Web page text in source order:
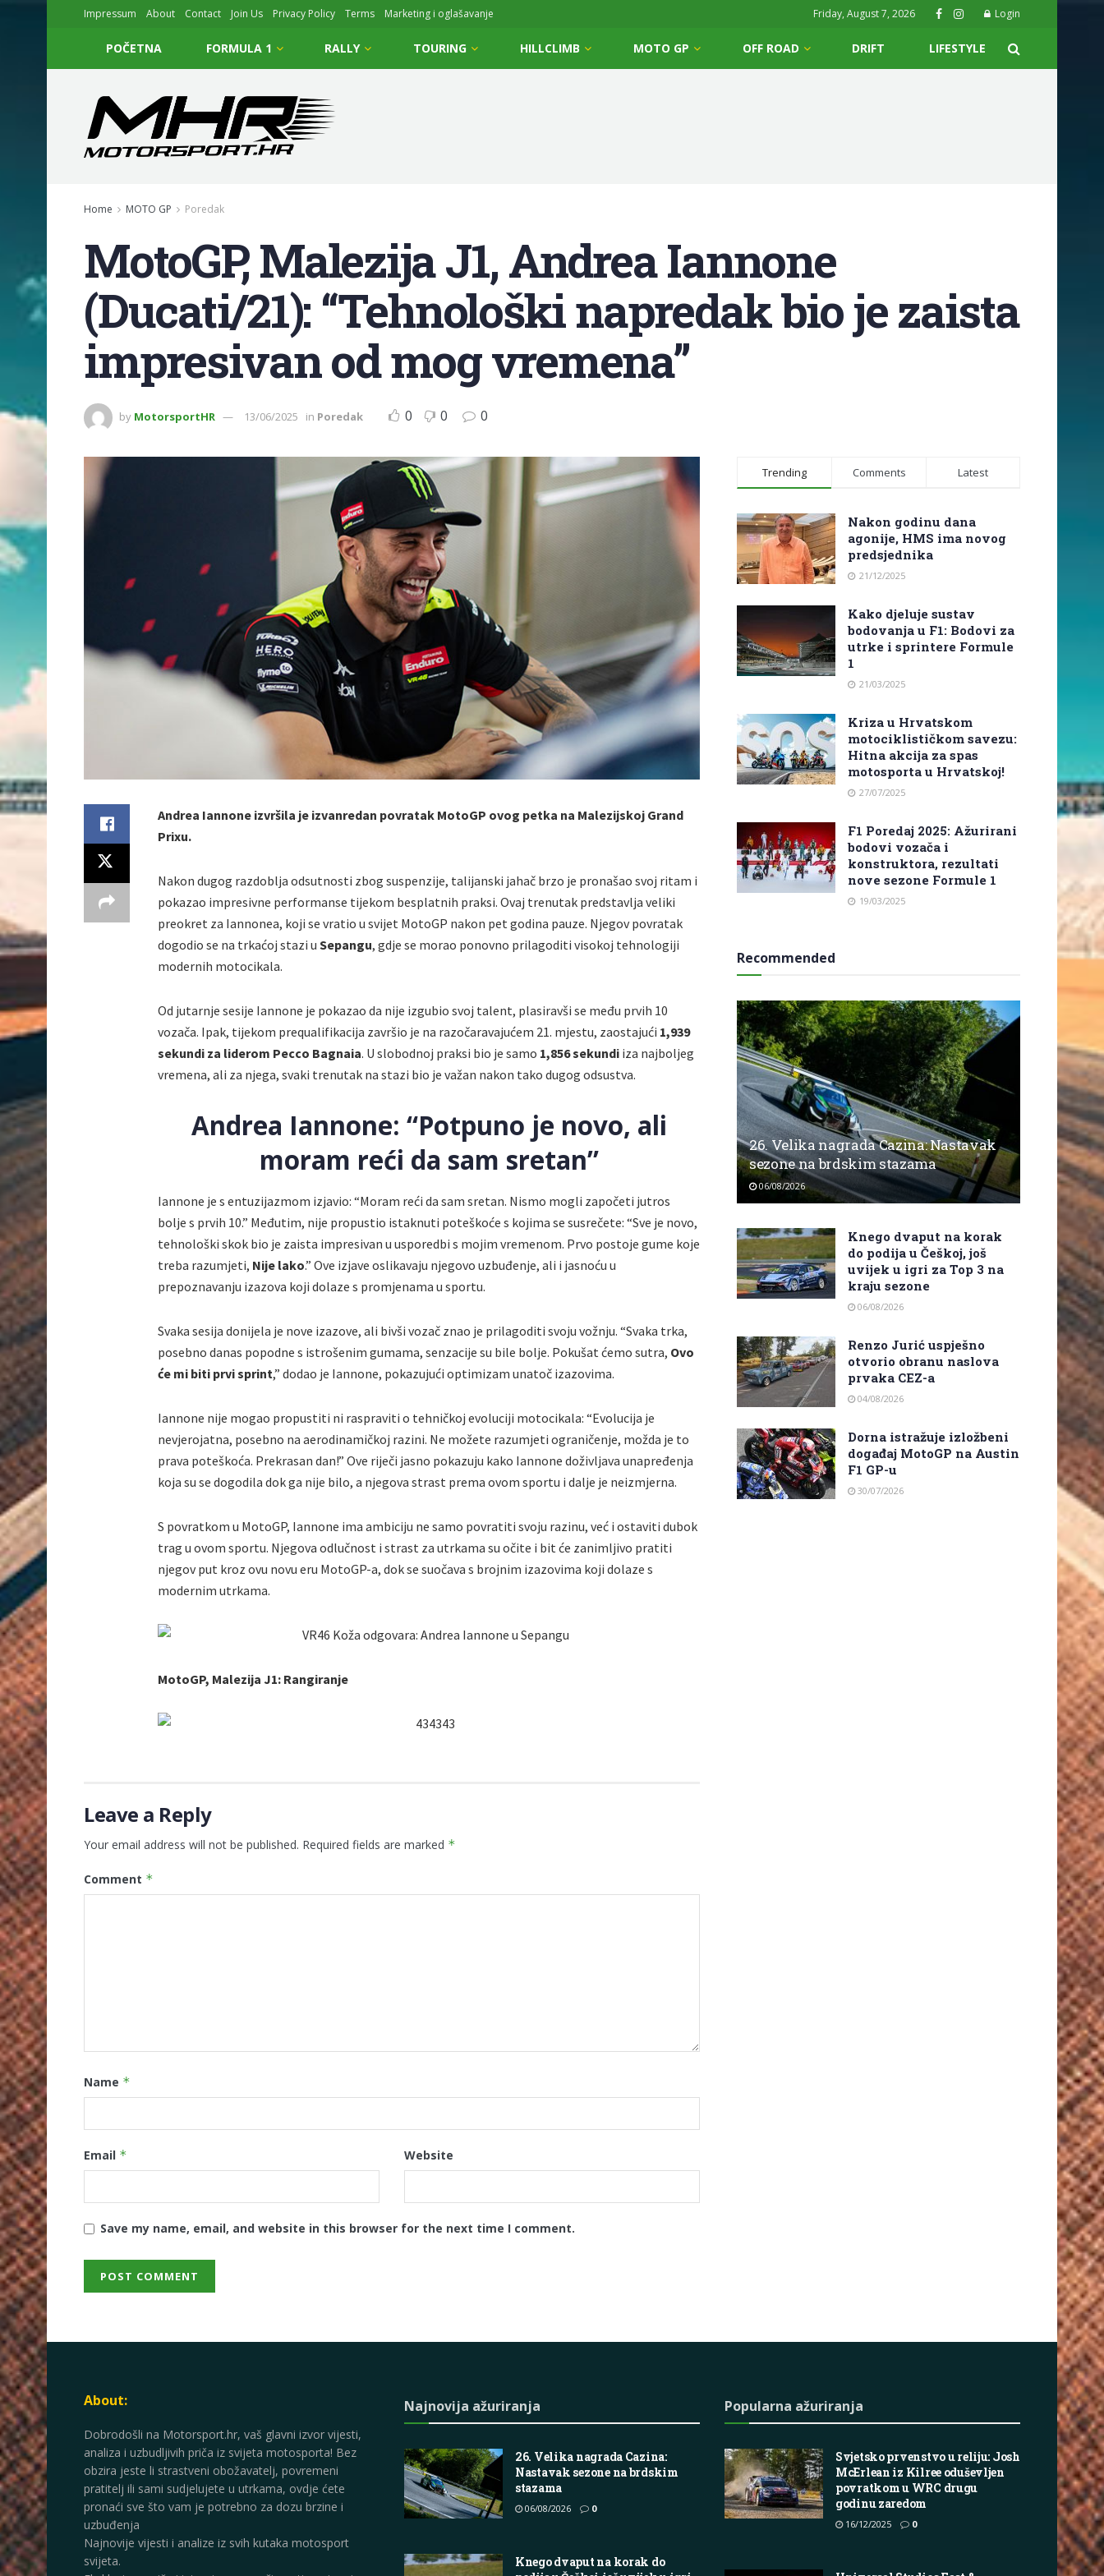
Impressum About Contact Join Us Privacy Policy Terms Marketing i oglašavanje Friday, August 7, 2026 Login
POČETNA FORMULA 1 RALLY TOURING HILLCLIMB MOTO GP OFF ROAD DRIFT LIFESTYLE
Home MOTO GP Poredak
MotoGP, Malezija J1, Andrea Iannone
(Ducati/21): “Tehnološki napredak bio je zaista
impresivan od mog vremena”
by MotorsportHR 13/06/2025 in Poredak 0 0 0
Andrea Iannone izvršila je izvanredan povratak MotoGP ovog petka na Malezijskoj Grand
Prixu.
Nakon dugog razdoblja odsutnosti zbog suspenzije, talijanski jahač brzo je pronašao svoj ritam i
pokazao impresivne performanse tijekom besplatnih praksi. Ovaj trenutak predstavlja veliki
preokret za Iannonea, koji se vratio u svijet MotoGP nakon pet godina pauze. Njegov povratak
dogodio se na trkaćoj stazi u Sepangu, gdje se morao ponovno prilagoditi visokoj tehnologiji
modernih motocikala.
Od jutarnje sesije Iannone je pokazao da nije izgubio svoj talent, plasiravši se među prvih 10
vozača. Ipak, tijekom prequalifikacija završio je na razočaravajućem 21. mjestu, zaostajući 1,939
sekundi za liderom Pecco Bagnaia. U slobodnoj praksi bio je samo 1,856 sekundi iza najboljeg
vremena, ali za njega, svaki trenutak na stazi bio je važan nakon tako dugog odsustva.
Andrea Iannone: “Potpuno je novo, ali
moram reći da sam sretan”
Iannone je s entuzijazmom izjavio: “Moram reći da sam sretan. Nismo mogli započeti jutros
bolje s prvih 10.” Međutim, nije propustio istaknuti poteškoće s kojima se susrečete: “Sve je novo,
tehnološki skok bio je zaista impresivan u usporedbi s mojim vremenom. Prvo postoje gume koje
treba razumjeti, Nije lako.” Ove izjave oslikavaju njegovo uzbuđenje, ali i jasnoću u
prepoznavanju izazova koji dolaze s promjenama u sportu.
Svaka sesija donijela je nove izazove, ali bivši vozač znao je prilagoditi svoju vožnju. “Svaka trka,
posebno danas popodne s istrošenim gumama, senzacije su bile bolje. Pokušat ćemo sutra, Ovo
će mi biti prvi sprint,” dodao je Iannone, pokazujući optimizam unatoč izazovima.
Iannone nije mogao propustiti ni raspraviti o tehničkoj evoluciji motocikala: “Evolucija je
nevjerojatna, posebno na aerodinamičkoj razini. Ne možete razumjeti ograničenje, možda je to
prava poteškoća. Prekrasan dan!” Ove riječi jasno pokazuju kako Iannone doživljava unapređenja
koja su se dogodila dok ga nije bilo, a njegova strast prema ovom sportu i dalje je neizmjerna.
S povratkom u MotoGP, Iannone ima ambiciju ne samo povratiti svoju razinu, već i ostaviti dubok
trag u ovom sportu. Njegova odlučnost i strast za utrkama su očite i bit će zanimljivo pratiti
njegov put kroz ovu novu eru MotoGP-a, dok se suočava s brojnim izazovima koji dolaze s
modernim utrkama.
MotoGP, Malezija J1: Rangiranje
Leave a Reply
Your email address will not be published. Required fields are marked *
Comment *
Name *
Email * Website
Save my name, email, and website in this browser for the next time I comment.
Trending Comments Latest
Nakon godinu dana
agonije, HMS ima novog
predsjednika
21/12/2025
Kako djeluje sustav
bodovanja u F1: Bodovi za
utrke i sprintere Formule
1
21/03/2025
Kriza u Hrvatskom
motociklističkom savezu:
Hitna akcija za spas
motosporta u Hrvatskoj!
27/07/2025
F1 Poredaj 2025: Ažurirani
bodovi vozača i
konstruktora, rezultati
nove sezone Formule 1
19/03/2025
Recommended
26. Velika nagrada Cazina: Nastavak
sezone na brdskim stazama
06/08/2026
Knego dvaput na korak
do podija u Češkoj, još
uvijek u igri za Top 3 na
kraju sezone
06/08/2026
Renzo Jurić uspješno
otvorio obranu naslova
prvaka CEZ-a
04/08/2026
Dorna istražuje izložbeni
događaj MotoGP na Austin
F1 GP-u
30/07/2026
About:
Dobrodošli na Motorsport.hr, vaš glavni izvor vijesti,
analiza i uzbudljivih priča iz svijeta motosporta! Bez
obzira jeste li strastveni obožavatelj, povremeni
pratitelj ili sami sudjelujete u utrkama, ovdje ćete
pronaći sve što vam je potrebno za dozu brzine i
uzbuđenja
Najnovije vijesti i analize iz svih kutaka motosport
svijeta.
Najnovija ažuriranja
26. Velika nagrada Cazina:
Nastavak sezone na brdskim
stazama
06/08/2026 0
Knego dvaput na korak do
Popularna ažuriranja
Svjetsko prvenstvo u reliju: Josh
McErlean iz Kilree oduševljen
povratkom u WRC drugu
godinu zaredom
16/12/2025 0